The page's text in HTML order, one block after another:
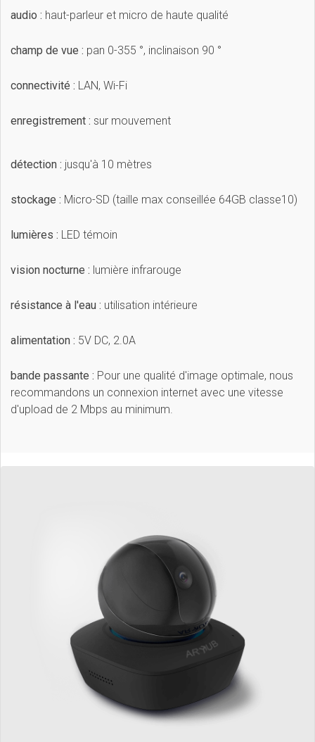
audio : haut-parleur et micro de haute qualité
champ de vue : pan 0-355 °, inclinaison 90 °
connectivité : LAN, Wi-Fi
enregistrement : sur mouvement
détection : jusqu'à 10 mètres
stockage : Micro-SD (taille max conseillée 64GB classe10)
lumières : LED témoin
vision nocturne : lumière infrarouge
résistance à l'eau : utilisation intérieure
alimentation : 5V DC, 2.0A
bande passante : Pour une qualité d'image optimale, nous
recommandons un connexion internet avec une vitesse
d'upload de 2 Mbps au minimum.